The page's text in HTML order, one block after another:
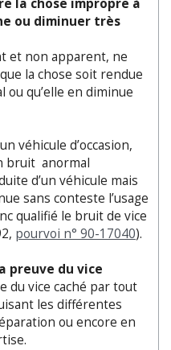
la chose impropre à
ou diminuer très
et non apparent, ne
la chose soit rendue
qu’elle en diminue
véhicule d’occasion,
bruit anormal
d’un véhicule mais
sans conteste l’usage
qualifié le bruit de vice
pourvoi n° 90-17040).
preuve du vice
du vice caché par tout
les différentes
ou encore en